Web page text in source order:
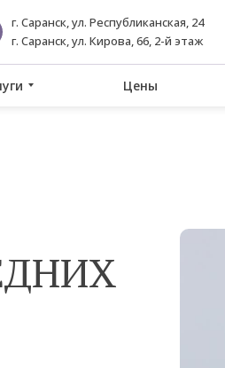
Цены
г. Саранск, ул. Республиканская, 24
г. Саранск, ул. Кирова, 66, 2-й этаж